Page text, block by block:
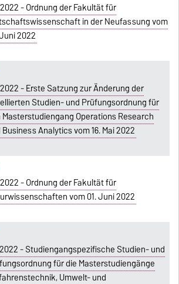
- Ordnung der Fakultät für
in der Neufassung vom
2022
- Erste Satzung zur Änderung der
Studien- und Prüfungsordnung für
Operations Research
Analytics vom 16. Mai 2022
- Ordnung der Fakultät für
vom 01. Juni 2022
- Studiengangspezifische Studien- und
für die Masterstudiengänge
Umwelt- und